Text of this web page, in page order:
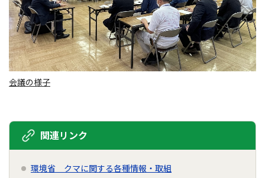
会議の様子
関連リンク
環境省 クマに関する各種情報・取組